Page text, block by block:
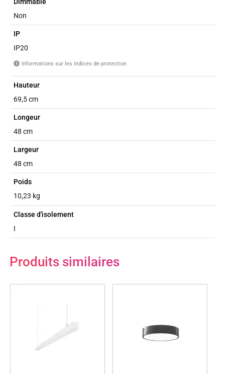
Non
IP
IP20
i Informations sur les Indices de protection
Hauteur
69,5 cm
Longeur
48 cm
Largeur
48 cm
Poids
10,23 kg
Classe d'isolement
I
Produits similaires